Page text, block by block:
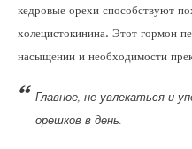
кедровые орехи способствуют
холецистокинина. Этот гормон
насыщении и необходимости
Главное, не увлекаться и
орешков в день.